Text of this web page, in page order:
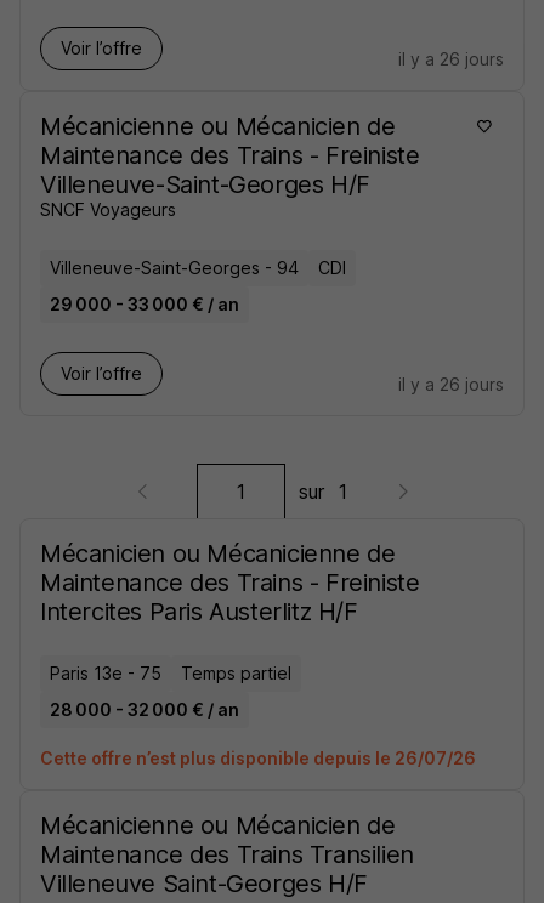
Voir l’offre
il y a 26 jours
Mécanicienne ou Mécanicien de
Maintenance des Trains - Freiniste
Villeneuve-Saint-Georges H/F
SNCF Voyageurs
Villeneuve-Saint-Georges - 94
CDI
29 000 - 33 000 € / an
Voir l’offre
il y a 26 jours
sur 1
Mécanicien ou Mécanicienne de
Maintenance des Trains - Freiniste
Intercites Paris Austerlitz H/F
Paris 13e - 75
Temps partiel
28 000 - 32 000 € / an
Cette offre n’est plus disponible depuis le 26/07/26
Mécanicienne ou Mécanicien de
Maintenance des Trains Transilien
Villeneuve Saint-Georges H/F